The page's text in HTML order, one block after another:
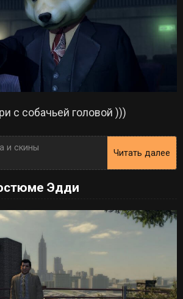
с собачьей головой )))
и скины
Читать далее
Эдди